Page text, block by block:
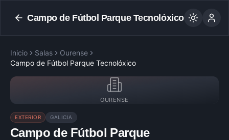
Campo de Fútbol Parque Tecnolóxico
Inicio Salas
Ourense
Campo de Fútbol Parque Tecnolóxico
OURENSE
EXTERIOR GALICIA
Campo de Fútbol Parque